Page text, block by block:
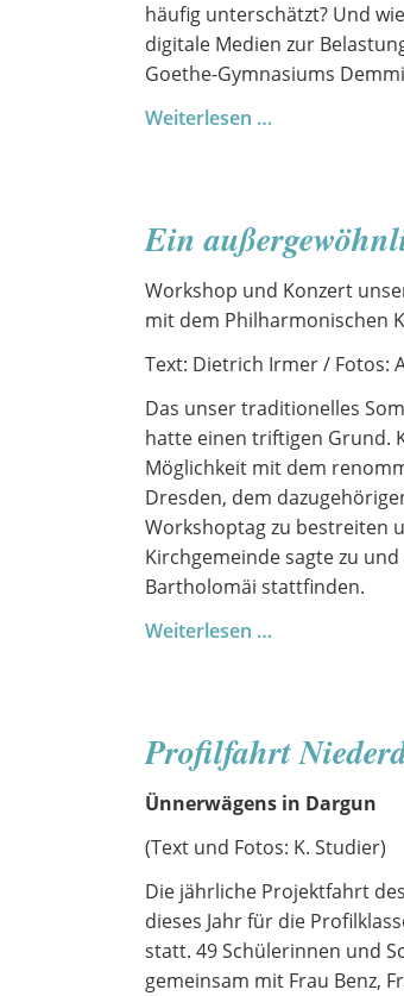
häufig unterschätzt? Und
digitale Medien zur
Goethe-Gymnasiums
Weiterlesen …
ein
Medienprojekt
der
10.
Klassen
Ein
Workshop und Konzert
mit dem Philharmonischen
Text: Dietrich Irmer / Fotos:
Das unser traditionelles
hatte einen triftigen Grund.
Möglichkeit mit dem
Dresden, dem
Workshoptag zu bestreiten
Kirchgemeinde sagte zu
Bartholomäi stattfinden.
Weiterlesen …
Gästen
Dresden
Profilfahrt
Ünnerwägens in Dargun
(Text und Fotos: K. Studier)
Die jährliche Projektfahrt
dieses Jahr für die
statt. 49 Schülerinnen und
gemeinsam mit Frau Benz,